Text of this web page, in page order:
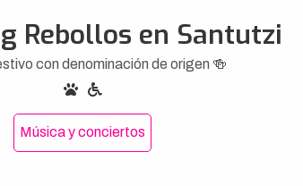
Rebollos en Santutzi
con denominación de origen 🍻
Música y conciertos